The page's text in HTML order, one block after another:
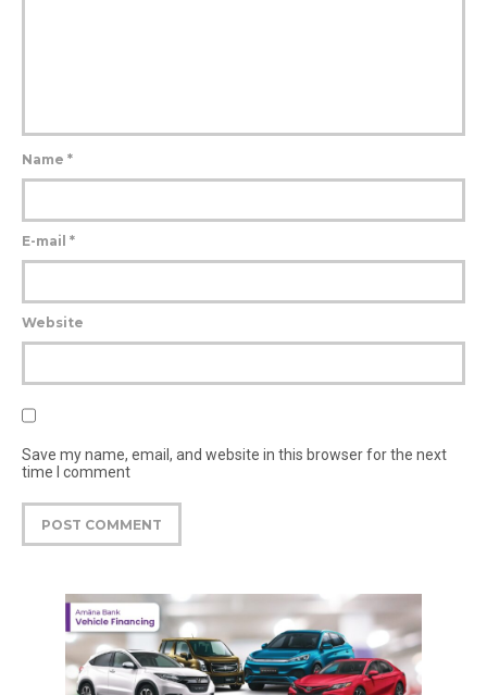
Name *
E-mail *
Website
Save my name, email, and website in this browser for the next
time I comment